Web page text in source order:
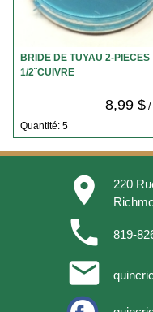
BRIDE DE TUYAU 2-PIECES
1/2¨CUIVRE
8,99 $/
Quantité: 5
place
220
phone 819-
email